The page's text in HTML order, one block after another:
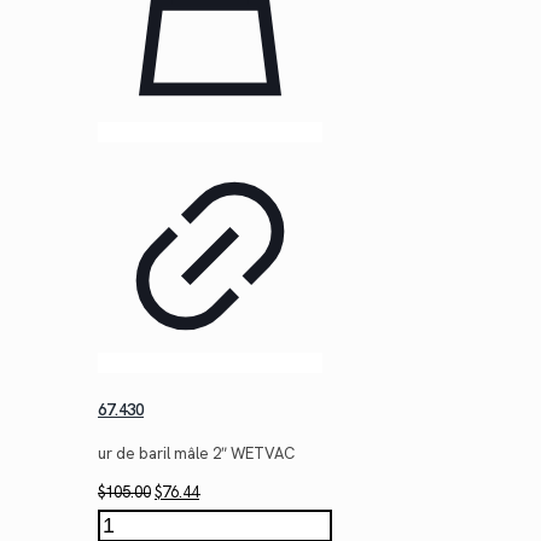
67.430
ur de baril mâle 2″ WETVAC
$105.00Le
prix
$76.44Le
prix
quantité